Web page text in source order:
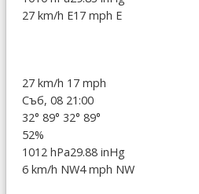
27 km/h E17 mph E
27 km/h 17 mph
Съб, 08 21:00
32° 89° 32° 89°
52%
1012 hPa29.88 inHg
6 km/h NW4 mph NW